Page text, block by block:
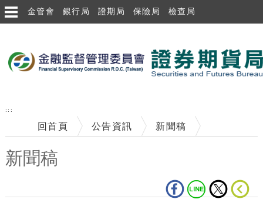
金管會 銀行局 證期局 保險局 檢查局
:::
回首頁 公告資訊 新聞稿
新聞稿